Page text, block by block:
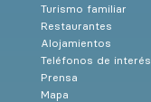
Turismo familiar
Restaurantes
Alojamientos
Teléfonos de interés
Prensa
Mapa